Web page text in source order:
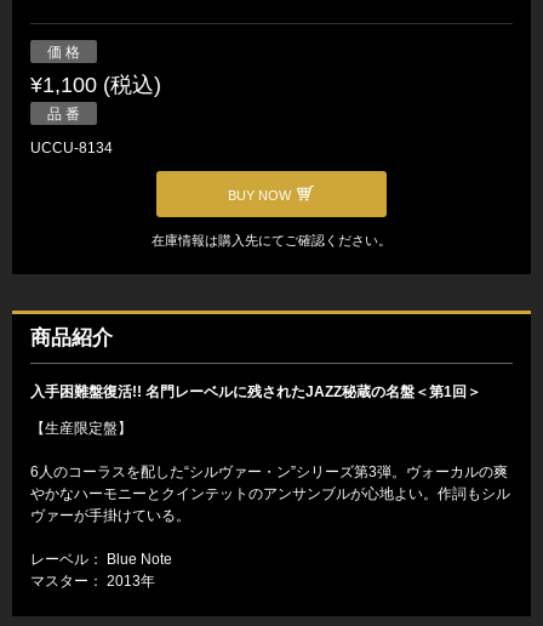
価 格
¥1,100 (税込)
品 番
UCCU-8134
BUY NOW
在庫情報は購入先にてご確認ください。
商品紹介
入手困難盤復活!! 名門レーベルに残されたJAZZ秘蔵の名盤＜第1回＞
【生産限定盤】
6人のコーラスを配した“シルヴァー・ン”シリーズ第3弾。ヴォーカルの爽
やかなハーモニーとクインテットのアンサンブルが心地よい。作詞もシル
ヴァーが手掛けている。
レーベル： Blue Note
マスター： 2013年